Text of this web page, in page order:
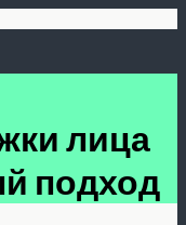
лица
подход